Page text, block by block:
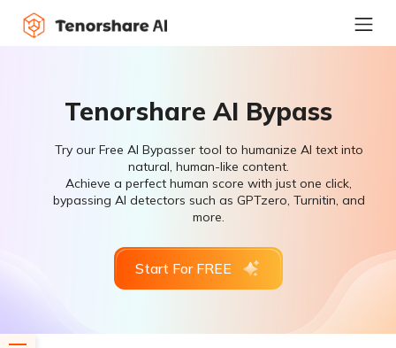
Tenorshare AI Bypass
Try our Free AI Bypasser tool to humanize AI text into
natural, human-like content.
Achieve a perfect human score with just one click,
bypassing AI detectors such as GPTzero, Turnitin, and
more.
Start For FREE